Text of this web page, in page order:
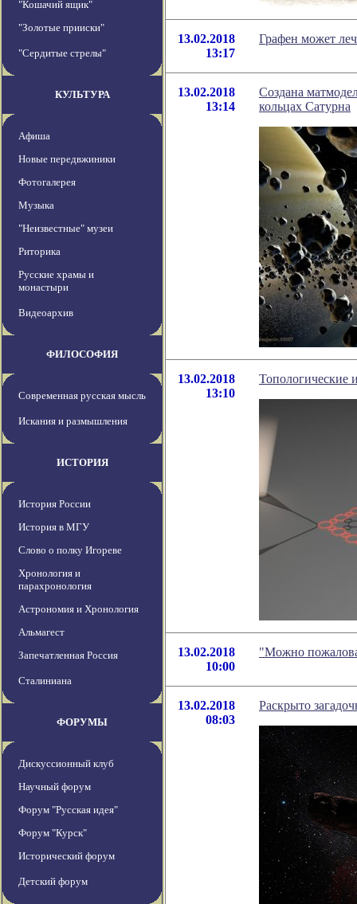
"Кошачий ящик"
"Золотые прииски"
"Сердитые стрелы"
КУЛЬТУРА
Афиша
Новые передвжиники
Фотогалерея
Музыка
"Неизвестные" музеи
Риторика
Русские храмы и
монастыри
Видеоархив
ФИЛОСОФИЯ
Современная русская мысль
Искания и размышления
ИСТОРИЯ
История России
История в МГУ
Слово о полку Игореве
Хронология и
парахронология
Астрономия и Хронология
Альмагест
Запечатленная Россия
Сталиниана
ФОРУМЫ
Дискуссионный клуб
Научный форум
Форум "Русская идея"
Форум "Курск"
Исторический форум
Детский форум
13.02.2018
13:17
Графен может
13.02.2018
13:14
Создана
кольцах Сатурна
13.02.2018
13:10
Топологические
13.02.2018
10:00
"Можно
13.02.2018
08:03
Раскрыто